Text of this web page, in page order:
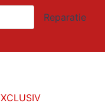
Reparatie